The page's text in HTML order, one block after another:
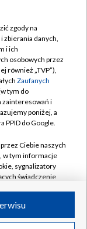
zgody na
zbierania danych,
i ich
osobowych przez
również „TVP”),
Zaufanych
tym do
zainteresowań i
poniżej, a
PPID do Google.
Ciebie naszych
w tym informacje
sygnalizatory
świadczenie